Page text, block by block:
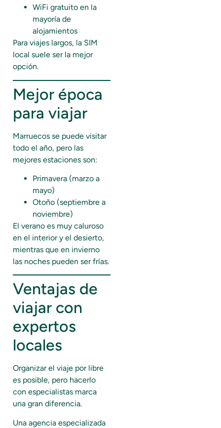
WiFi gratuito en la
mayoría de
alojamientos
Para viajes largos, la SIM
local suele ser la mejor
opción.
Mejor época
para viajar
Marruecos se puede visitar
todo el año, pero las
mejores estaciones son:
Primavera (marzo a
mayo)
Otoño (septiembre a
noviembre)
El verano es muy caluroso
en el interior y el desierto,
mientras que en invierno
las noches pueden ser frías.
Ventajas de
viajar con
expertos
locales
Organizar el viaje por libre
es posible, pero hacerlo
con especialistas marca
una gran diferencia.
Una agencia especializada